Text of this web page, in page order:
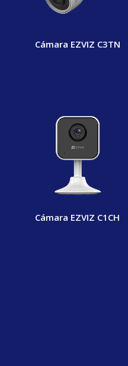
Cámara EZVIZ C3TN
Cámara EZVIZ C1CH